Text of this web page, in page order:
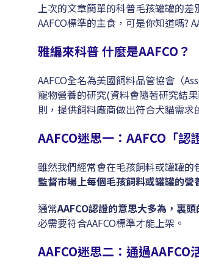
上次的文章簡單的科普毛孩罐罐的
AAFCO標準的主食，可是你知道嗎?
雅編來科普 什麼是AAFCO？
AAFCO全名為美國飼料品管協會（
寵物營養的研究(資料會隨著研究結
則，提供飼料廠商做出符合犬貓需求
AAFCO迷思一：AAFCO「認
雖然我們經常會在毛孩飼料或罐罐的
監督市場上每個毛孩飼料或罐罐的營
通常AAFCO認證的意思大多為，裏
必需要符合AAFCO標準才能上架。
AAFCO迷思二：通過AAFCO